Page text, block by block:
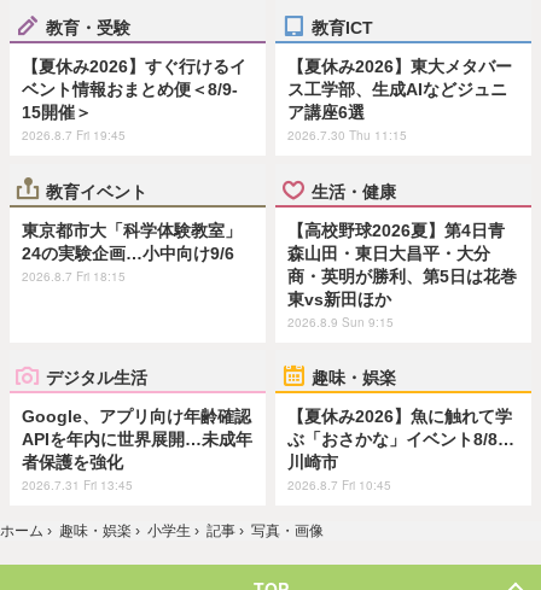
教育・受験
【夏休み2026】すぐ行けるイ
ベント情報おまとめ便＜8/9-
15開催＞
2026.8.7 Fri 19:45
教育ICT
【夏休み2026】東大メタバー
ス工学部、生成AIなどジュニ
ア講座6選
2026.7.30 Thu 11:15
教育イベント
東京都市大「科学体験教室」
24の実験企画…小中向け9/6
2026.8.7 Fri 18:15
生活・健康
【高校野球2026夏】第4日青
森山田・東日大昌平・大分
商・英明が勝利、第5日は花巻
東vs新田ほか
2026.8.9 Sun 9:15
デジタル生活
Google、アプリ向け年齢確認
APIを年内に世界展開…未成年
者保護を強化
2026.7.31 Fri 13:45
趣味・娯楽
【夏休み2026】魚に触れて学
ぶ「おさかな」イベント8/8…
川崎市
2026.8.7 Fri 10:45
ホーム › 趣味・娯楽 › 小学生 › 記事 › 写真・画像